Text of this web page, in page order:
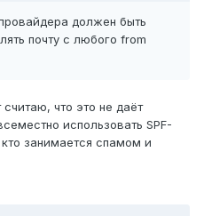
должен быть
почту с любого from
что это не даёт
использовать SPF-
занимается спамом и